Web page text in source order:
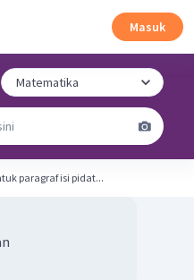
Masuk
paragraf isi pidat...